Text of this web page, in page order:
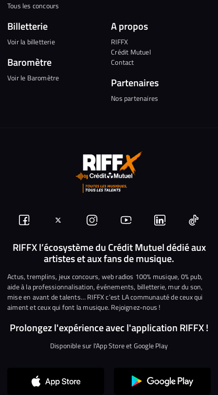
Tous les concours
Billetterie
Voir la billetterie
Baromètre
Voir le Baromètre
A propos
RIFFX
Crédit Mutuel
Contact
Partenaires
Nos partenaires
Suivez-
nous
Facebook
Suivez-
nous
sur
Twitter
Nous
rejoindre
sur
Instagram
Nous
rejoindre
sur
YouTube
Nous
rejoindre
sur
Linkedin
Nous
RIFFX l’écosystème du Crédit Mutuel dédié aux
artistes et aux fans de musique.
Actus, tremplins, jeux concours, web radios 100% musique, 0% pub,
aide à la professionnalisation, événements, billetterie, mur du son,
mise en avant de talents… RIFFX c’est LA communauté de ceux qui
aiment et ceux qui font la musique. Rejoignez-nous !
Prolongez l'expérience avec l'application RIFFX !
Disponible sur l'App Store et Google Play